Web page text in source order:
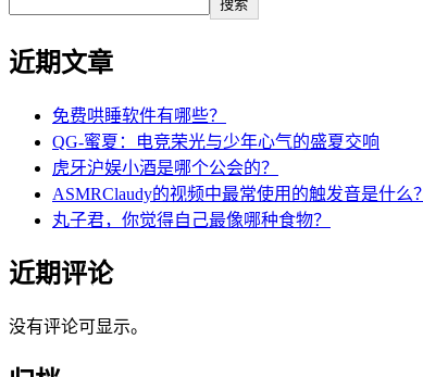
搜索
近期文章
免费哄睡软件有哪些？
QG-蜜夏：电竞荣光与少年心气的盛夏交响
虎牙沪娱小酒是哪个公会的？
ASMRClaudy的视频中最常使用的触发音是什么？
丸子君，你觉得自己最像哪种食物？
近期评论
没有评论可显示。